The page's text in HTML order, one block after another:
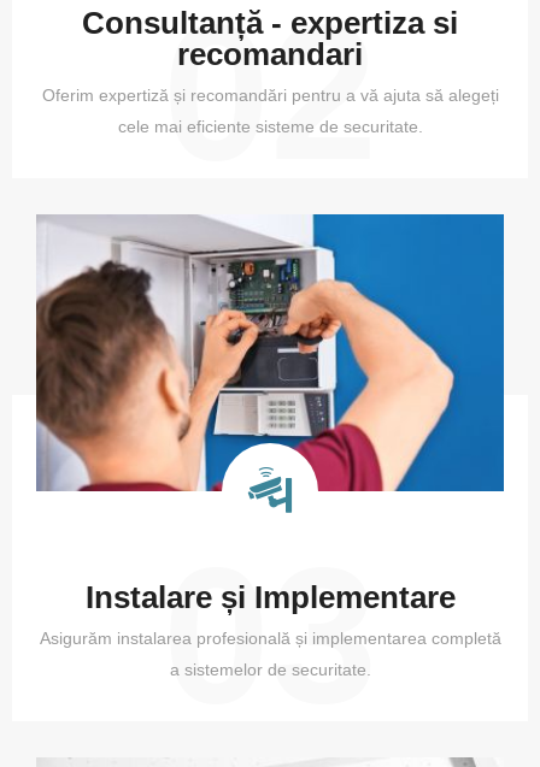
02
Consultanță - expertiza si
recomandari
Oferim expertiză și recomandări pentru a vă ajuta să alegeți
cele mai eficiente sisteme de securitate.
03
Instalare și Implementare
Asigurăm instalarea profesională și implementarea completă
a sistemelor de securitate.